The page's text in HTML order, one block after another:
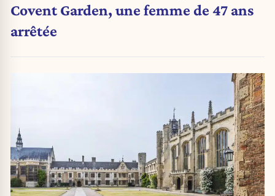
Covent Garden, une femme de 47 ans
arrêtée